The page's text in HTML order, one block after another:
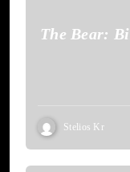
The Bear:
Stelios Kr